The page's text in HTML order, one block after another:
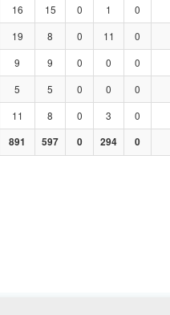
16 15 0 1 0
19 8 0 11 0
9 9 0 0 0
5 5 0 0 0
11 8 0 3 0
891 597 0 294 0